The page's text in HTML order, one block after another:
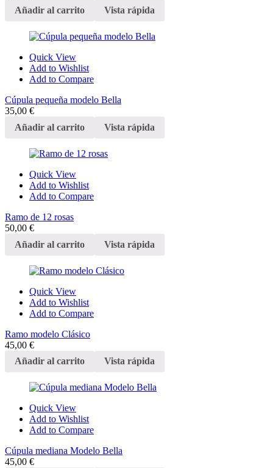
Añadir al carrito
Vista rápida
Quick View
Add to Wishlist
Add to Compare
Cúpula pequeña modelo Bella
35,00 €
Añadir al carrito
Vista rápida
Quick View
Add to Wishlist
Add to Compare
Ramo de 12 rosas
50,00 €
Añadir al carrito
Vista rápida
Quick View
Add to Wishlist
Add to Compare
Ramo modelo Clásico
45,00 €
Añadir al carrito
Vista rápida
Quick View
Add to Wishlist
Add to Compare
Cúpula mediana Modelo Bella
45,00 €